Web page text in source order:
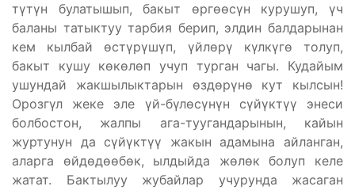
түтүн булатышып, бакыт өргөөсүн курушуп, үч
баланы татыктуу тарбия берип, элдин балдарынан
кем кылбай өстүрүшүп, үйлөрү күлкүгө толуп,
бакыт кушу көкөлөп учуп турган чагы. Кудайым
ушундай жакшылыктарын өздөрүнө кут кылсын!
Орозгүл жеке эле үй-бүлөсүнүн сүйүктүү энеси
болбостон, жалпы ага-туугандарынын, кайын
журтунун да сүйүктүү жакын адамына айланган,
аларга өйдөдөөбөк, ылдыйда жөлөк болуп келе
жатат. Бактылуу жубайлар учурунда жасаган